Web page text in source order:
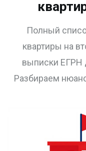
Полный
квартиры на
выписки ЕГРН
Разбираем